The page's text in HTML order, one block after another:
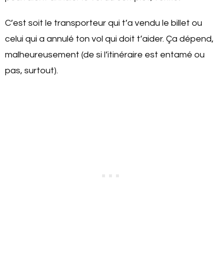
C’est soit le transporteur qui t’a vendu le billet ou
celui qui a annulé ton vol qui doit t’aider. Ça dépend,
malheureusement (de si l’itinéraire est entamé ou
pas, surtout).